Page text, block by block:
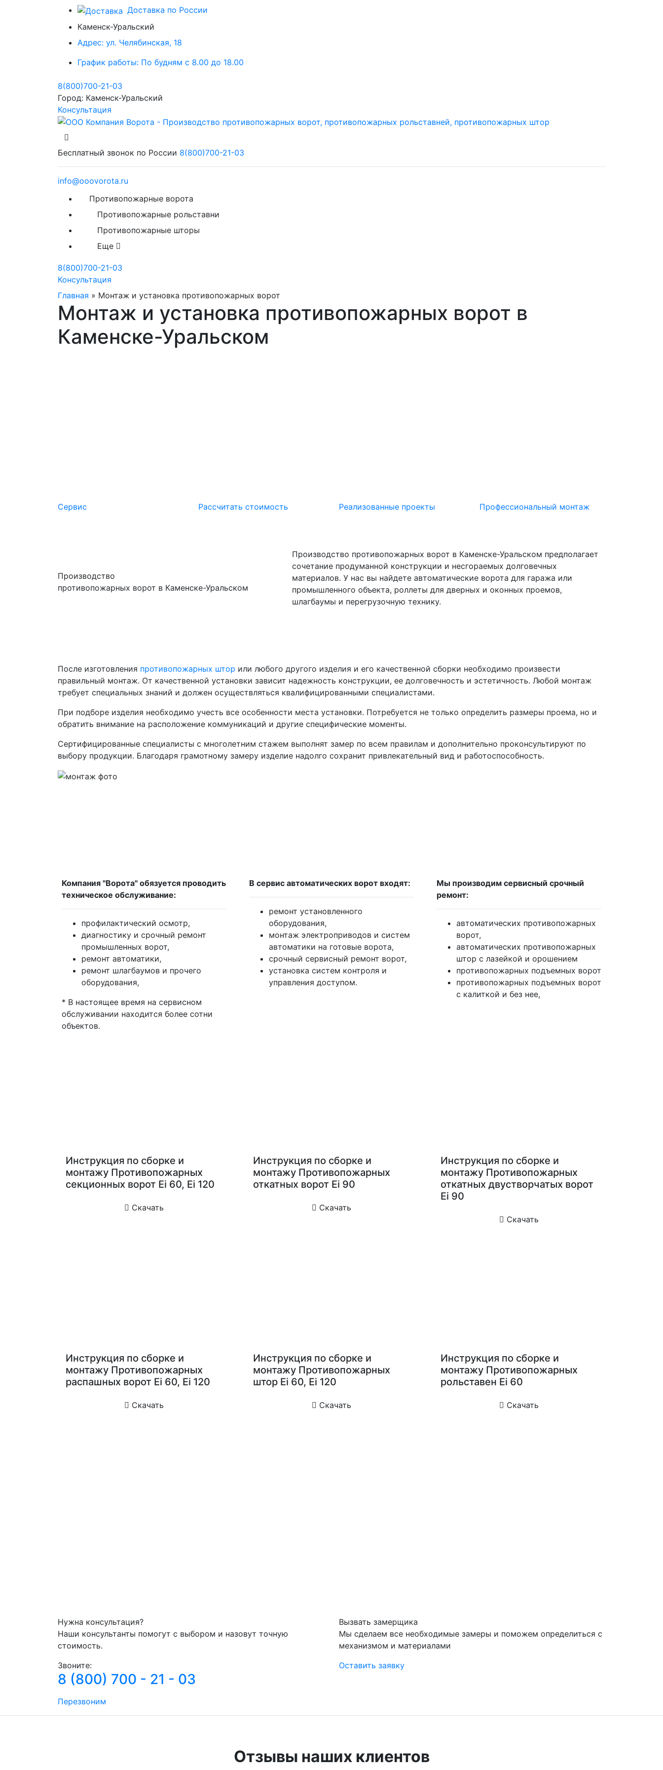
Доставка по России
Каменск-Уральский
Адрес: ул. Челябинская, 18
График работы: По будням с 8.00 до 18.00
8(800)700-21-03
Город: Каменск-Уральский
Консультация
Бесплатный звонок по России 8(800)700-21-03
info@ooovorota.ru
Противопожарные ворота
Противопожарные рольставни
Противопожарные шторы
Еще
8(800)700-21-03
Консультация
Главная » Монтаж и установка противопожарных ворот
Монтаж и установка противопожарных ворот в
Каменске-Уральском
Сервис Расcчитать стоимость Реализованные проекты Профессиональный монтаж
Производство
противопожарных ворот в Каменске-Уральском
Производство противопожарных ворот в Каменске-Уральском предполагает
сочетание продуманной конструкции и несгораемых долговечных
материалов. У нас вы найдете автоматические ворота для гаража или
промышленного объекта, роллеты для дверных и оконных проемов,
шлагбаумы и перегрузочную технику.
После изготовления противопожарных штор или любого другого изделия и его качественной сборки необходимо произвести
правильный монтаж. От качественной установки зависит надежность конструкции, ее долговечность и эстетичность. Любой монтаж
требует специальных знаний и должен осуществляться квалифицированными специалистами.
При подборе изделия необходимо учесть все особенности места установки. Потребуется не только определить размеры проема, но и
обратить внимание на расположение коммуникаций и другие специфические моменты.
Сертифицированные специалисты с многолетним стажем выполнят замер по всем правилам и дополнительно проконсультируют по
выбору продукции. Благодаря грамотному замеру изделие надолго сохранит привлекательный вид и работоспособность.
Компания "Ворота" обязуется проводить
техническое обслуживание:
профилактический осмотр,
диагностику и срочный ремонт
промышленных ворот,
ремонт автоматики,
ремонт шлагбаумов и прочего
оборудования,
* В настоящее время на сервисном
обслуживании находится более сотни
объектов.
В сервис автоматических ворот входят:
ремонт установленного
оборудования,
монтаж электроприводов и систем
автоматики на готовые ворота,
срочный сервисный ремонт ворот,
установка систем контроля и
управления доступом.
Мы производим сервисный срочный
ремонт:
автоматических противопожарных
ворот,
автоматических противопожарных
штор с лазейкой и орошением
противопожарных подъемных ворот
противопожарных подъемных ворот
с калиткой и без нее,
Инструкция по сборке и
монтажу Противопожарных
секционных ворот Ei 60, Ei 120
Скачать
Инструкция по сборке и
монтажу Противопожарных
откатных ворот Ei 90
Скачать
Инструкция по сборке и
монтажу Противопожарных
откатных двустворчатых ворот
Ei 90
Скачать
Инструкция по сборке и
монтажу Противопожарных
распашных ворот Еi 60, Ei 120
Скачать
Инструкция по сборке и
монтажу Противопожарных
штор Еi 60, Ei 120
Скачать
Инструкция по сборке и
монтажу Противопожарных
рольставен Ei 60
Скачать
Нужна консультация?
Наши консультанты помогут с выбором и назовут точную
стоимость.
Звоните:
8 (800) 700 - 21 - 03
Перезвоним
Вызвать замерщика
Мы сделаем все необходимые замеры и поможем определиться с
механизмом и материалами
Оставить заявку
Отзывы наших клиентов